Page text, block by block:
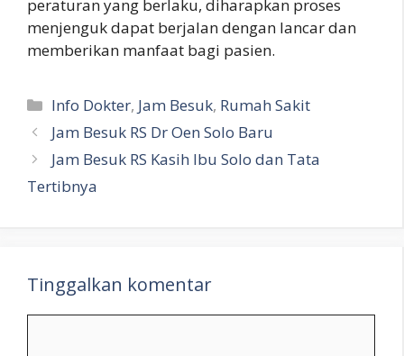
peraturan yang berlaku, diharapkan proses
menjenguk dapat berjalan dengan lancar dan
memberikan manfaat bagi pasien.
Kategori
Info Dokter, Jam Besuk, Rumah Sakit
Jam Besuk RS Dr Oen Solo Baru
Jam Besuk RS Kasih Ibu Solo dan Tata
Tertibnya
Tinggalkan komentar